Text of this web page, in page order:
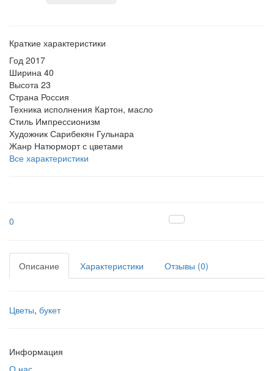
Краткие характеристики
Год 2017
Ширина 40
Высота 23
Страна Россия
Техника исполнения Картон, масло
Стиль Импрессионизм
Художник Сарибекян Гульнара
Жанр Натюрморт с цветами
Все характеристики
0
Описание Характеристики Отзывы (0)
Цветы, букет
Информация
О нас